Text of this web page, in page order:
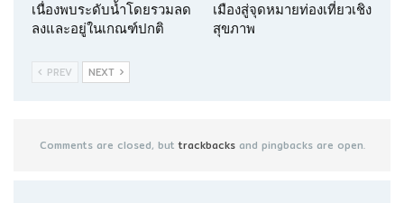
เนื่องพบระดับน้ำโดยรวมลด
ลงและอยู่ในเกณฑ์ปกติ
เมืองสู่จุดหมายท่องเที่ยวเชิง
สุขภาพ
PREV NEXT
Comments are closed, buttrackbacksand pingbacks are open.